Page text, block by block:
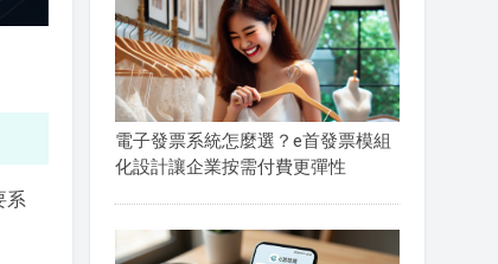
系
電子發票系統怎麼選？e首發票模組
化設計讓企業按需付費更彈性